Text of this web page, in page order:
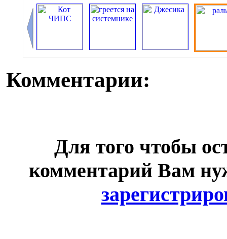
Комментарии:
Для того чтобы
комментарий Вам